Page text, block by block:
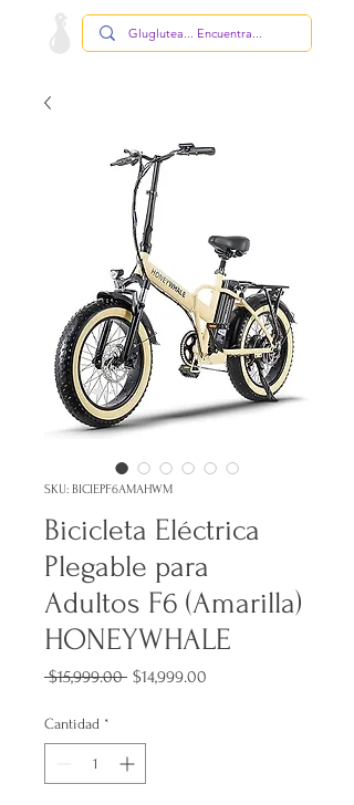
SKU: BICIEPF6AMAHWM
Bicicleta Eléctrica
Plegable para
Adultos F6 (Amarilla)
HONEYWHALE
$15,999.00 Precio
$14,999.00
Cantidad *